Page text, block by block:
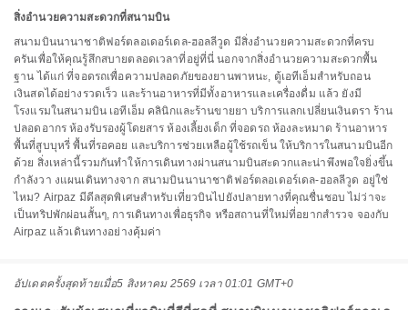
สิ่งอำนวยความสะดวกที่สนามบิน
สนามบินนานาชาติฟอร์ตลอเดอร์เดล-ฮอลลีวูด มีสิ่งอำนวยความสะดวกที่ครบ
ครันเพื่อให้คุณรู้สึกสบายตลอดเวลาที่อยู่ที่นี่ นอกจากสิ่งอำนวยความสะดวกพื้น
ฐาน ได้แก่ ที่จอดรถเพื่อความปลอดภัยของยานพาหนะ, ตู้เอทีเอ็มสำหรับถอน
เงินสดได้อย่างรวดเร็ว และร้านอาหารที่มีทั้งอาหารและเครื่องดื่ม แล้ว ยังมี
โรงแรมในสนามบิน เอทีเอ็ม คลินิกและร้านขายยา บริการแลกเปลี่ยนเงินตรา ร้าน
ปลอดอากร ห้องรับรองผู้โดยสาร ห้องเลี้ยงเด็ก ที่จอดรถ ห้องละหมาด ร้านอาหาร
พื้นที่สูบบุหรี่ พื้นที่รอคอย และบริการช่วยเหลือผู้ใช้รถเข็น ให้บริการในสนามบินอีก
ด้วย สิ่งเหล่านี้รวมกันทำให้การเดินทางผ่านสนามบินสะดวกและน่าพึงพอใจยิ่งขึ้น
กำลังวา งแผนเดินทางจาก สนามบินนานาชาติฟอร์ตลอเดอร์เดล-ฮอลลีวูด อยู่ใช่
ไหม? Airpaz มีดีลสุดพิเศษสำหรับเที่ยวบินไปยังปลายทางที่คุณชื่นชอบ ไม่ว่าจะ
เป็นทริปพักผ่อนสั้นๆ, การเดินทางเพื่อธุรกิจ หรือสถานที่ใหม่ที่อยากสำรวจ จองกับ
Airpaz แล้วเดินทางอย่างคุ้มค่า
อัปเดตครั้งสุดท้ายเมื่อ5 สิงหาคม 2569 เวลา 01:01 GMT+0